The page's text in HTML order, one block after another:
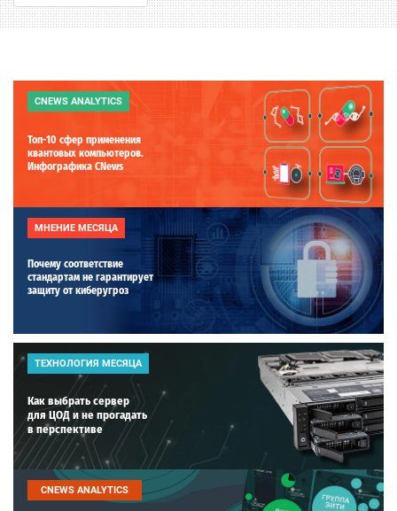
CNEWS ANALYTICS
Топ-10 сфер применения
квантовых компьютеров.
Инфографика CNews
МНЕНИЕ МЕСЯЦА
Почему соответствие
стандартам не гарантирует
защиту от киберугроз
ТЕХНОЛОГИЯ МЕСЯЦА
Как выбрать сервер
для ЦОД и не прогадать
в перспективе
CNEWS ANALYTICS